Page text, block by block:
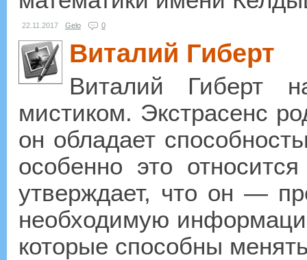
22.11.2017 Gelo 0
Виталий Гиберт
Виталий Гиберт
мистиком. Экстрасенс
он обладает
особенно это
утверждает, что он —
необходимую
которые способны